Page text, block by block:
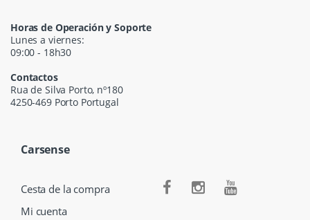
Horas de Operación y Soporte
Lunes a viernes:
09:00 - 18h30
Contactos
Rua de Silva Porto, nº180
4250-469 Porto Portugal
Carsense
Cesta de la compra
Mi cuenta